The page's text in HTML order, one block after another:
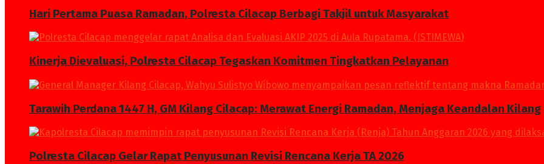
Hari Pertama Puasa Ramadan, Polresta Cilacap Berbagi Takjil untuk Masyarakat
Kinerja Dievaluasi, Polresta Cilacap Tegaskan Komitmen Tingkatkan Pelayanan
Tarawih Perdana 1447 H, GM Kilang Cilacap: Merawat Energi Ramadan, Menjaga Keandalan Kilang
Polresta Cilacap Gelar Rapat Penyusunan Revisi Rencana Kerja TA 2026